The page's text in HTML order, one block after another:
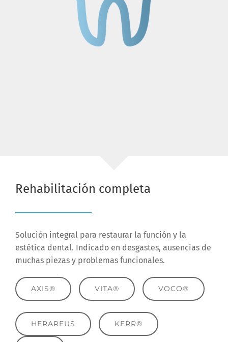
Rehabilitación completa
Solución integral para restaurar la función y la
estética dental. Indicado en desgastes, ausencias de
muchas piezas y problemas funcionales.
AXIS® VITA® VOCO®
HERAREUS KERR®